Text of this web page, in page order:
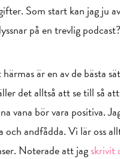
Som start kan jag ju
på en trevlig podcast?
är en av de bästa
det alltså att se till så
vana bör vara
andfådda. Vi lär oss
Noterade att jagskrivit